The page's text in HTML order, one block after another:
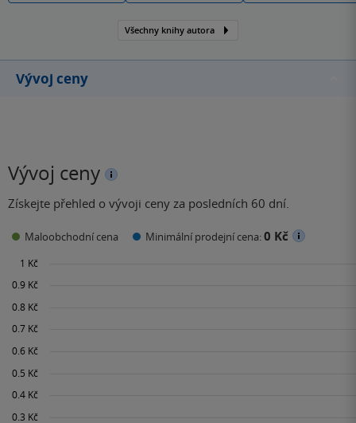
Všechny knihy autora
Vývoj ceny
Vývoj ceny
Získejte přehled o vývoji ceny za posledních 60 dní.
Maloobchodní cena Minimální prodejní cena:0 Kč